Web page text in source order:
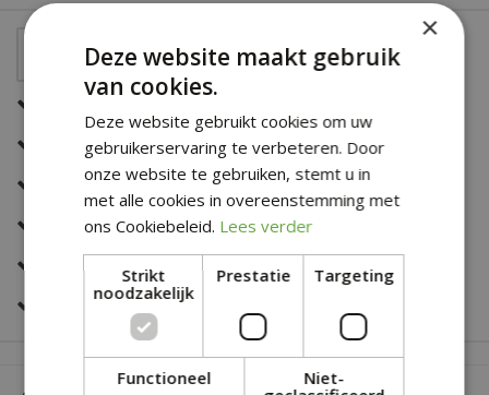
Een snelle en correcte bezorging
Zeer sterk in al jouw bloemwerk
Deskundig en eerlijk advies
Altijd een fris en verzorgd assortiment
Snelle bestelservice
Veilig online betalen
×
Deze website maakt gebruik
van cookies.
Deze website gebruikt cookies om uw
gebruikerservaring te verbeteren. Door
onze website te gebruiken, stemt u in
met alle cookies in overeenstemming met
ons Cookiebeleid. Lees verder
Strikt
noodzakelijk
Prestatie Targeting
Functioneel
Niet-